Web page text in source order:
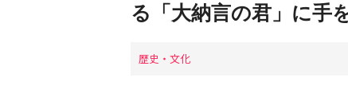
る「大納言の君」に手
歴史・文化